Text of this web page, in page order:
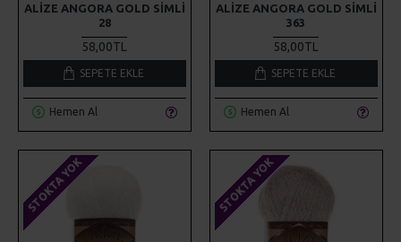
ALIZE ANGORA GOLD SIMLI
28
58,00TL
SEPETE EKLE
Hemen Al
ALIZE ANGORA GOLD SIMLI
363
58,00TL
SEPETE EKLE
Hemen Al
STOKTA YOK STOKTA YOK